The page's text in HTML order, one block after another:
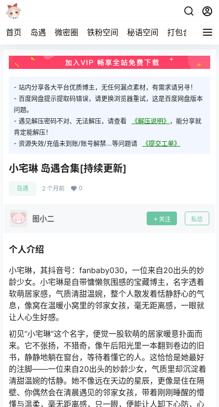
首页 岛遇 微密圈 铁粉空间 秘语空间 打包合集 关
- 站内分享各大平台优质博主，无任何漏点素材，有需求请另寻！
- 百度网盘提示提取码错误，请更换浏览器重试，这是百度网盘版本
问题。
- 遇见解压密码不对、无法解压，请查看
《解压说明》 ，能分享就
肯定能解压！
- 资源失效/充值未到账/账号解禁...等问题请
《提交工单》
小宅琳 岛遇合集[持续更新]
岛遇 2 个月前 0
图小二 关注 私信
个人介绍
小宅琳，其抖音号：fanbaby030，一位来自20出头的妙
龄少女。小宅琳是自带慵懒氛围感的宝藏博主，名字透着
软萌居家感，气质清甜温婉，整个人散发着恬静舒心的气
息，像窝在温暖小窝里的邻家女孩，毫无距离感，一眼就
让人心生好感。
初见“小宅琳”这个名字，便觉一股软萌的居家暖意扑面而
来。它不张扬，不猎奇，像午后阳光里一本翻到卷边的旧
书，静静地躺在窗台，等待着懂它的人。这恰恰是她最好
的注脚——一位来自20出头的妙龄少女，气质里却沉淀着
清甜温婉的恬静。她不像远在天边的星辰，更像是住在隔
壁、你偶然会在清晨遇见的邻家女孩，带着刚刚睡醒的懵
懂与温柔，毫无距离感，只一眼，便能让人卸下心防，心